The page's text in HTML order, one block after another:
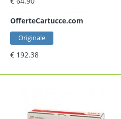
OfferteCartucce.com
Originale
€ 192.38